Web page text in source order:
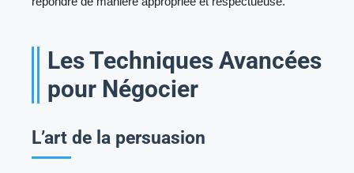
Les Techniques Avancées
pour Négocier
L’art de la persuasion